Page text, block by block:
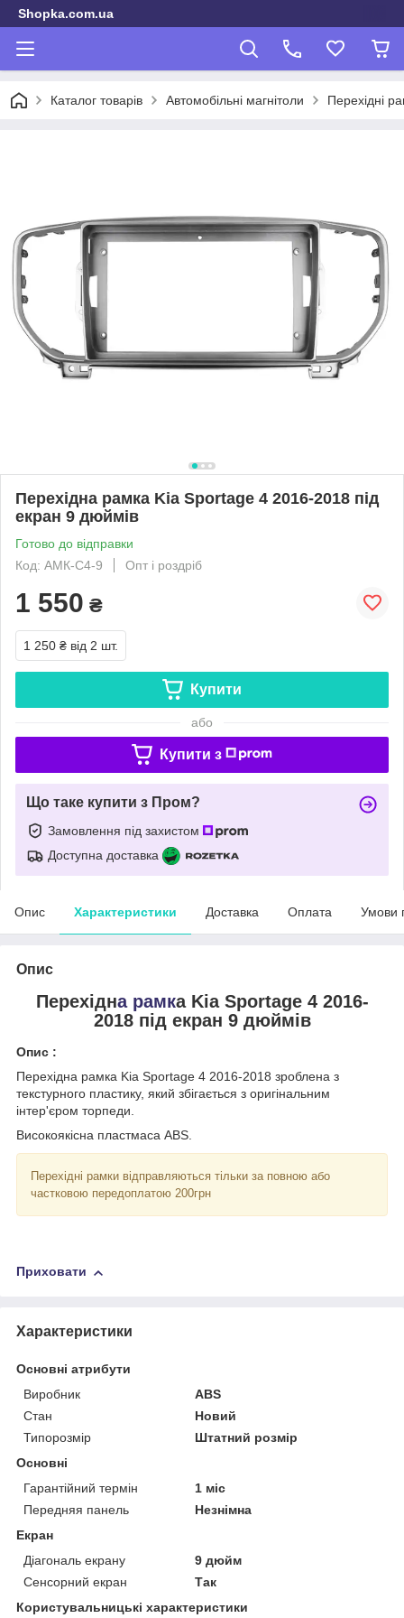
Shopka.com.ua
Каталог товарів Автомобільні магнітоли Перехідні
Перехідна рамка Kia Sportage 4 2016-2018 під
екран 9 дюймів
Готово до відправки
Код: АМК-С4-9
Опт і роздріб
1 550 ₴
1 250 ₴ від 2 шт.
Купити
або
Купити з
Що таке купити з Пром?
Замовлення під захистом
Доступна доставка
Опис Характеристики Доставка Оплата Умови
Опис
Перехідна рамка Kia Sportage 4 2016-
2018 під екран 9 дюймів
Опис :
Перехідна рамка Kia Sportage 4 2016-2018 зроблена з
текстурного пластику, який збігається з оригінальним
інтер'єром торпеди.
Високоякісна пластмаса ABS.
Перехідні рамки відправляються тільки за повною або
частковою передоплатою 200грн
Приховати
Характеристики
Основні атрибути
Виробник
ABS
Стан
Новий
Типорозмір
Штатний розмір
Основні
Гарантійний термін
1 міс
Передняя панель
Незнімна
Екран
Діагональ екрану
9 дюйм
Сенсорний екран
Так
Користувальницькі характеристики